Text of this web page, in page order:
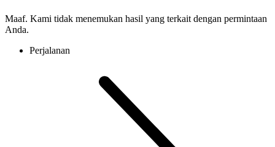
Maaf. Kami tidak menemukan hasil yang terkait dengan permintaan
Anda.
Perjalanan